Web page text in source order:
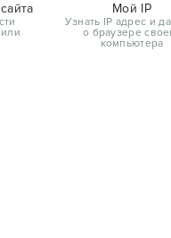
Мой IP
Узнать IP адрес и
о браузере
компьютера